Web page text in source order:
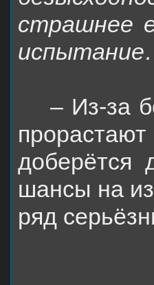
страшнее
– Из-за
доберётся
шансы на
ряд